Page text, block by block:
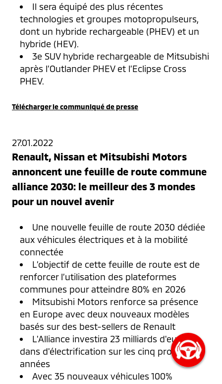
Il sera équipé des plus récentes
technologies et groupes motopropulseurs,
dont un hybride rechargeable (PHEV) et un
hybride (HEV).
3e SUV hybride rechargeable de Mitsubishi
après l’Outlander PHEV et l’Eclipse Cross
PHEV.
Télécharger le communiqué de presse
27.01.2022
Renault, Nissan et Mitsubishi Motors
annoncent une feuille de route commune
alliance 2030: le meilleur des 3 mondes
pour un nouvel avenir
Une nouvelle feuille de route 2030 dédiée
aux véhicules électriques et à la mobilité
connectée
L’objectif de cette feuille de route est de
renforcer l’utilisation des plateformes
communes pour atteindre 80% en 2026
Mitsubishi Motors renforce sa présence
en Europe avec deux nouveaux modèles
basés sur des best-sellers de Renault
L'Alliance investira 23 milliards d'euros
dans d'électrification sur les cinq prochaines
années
Avec 35 nouveaux véhicules 100%